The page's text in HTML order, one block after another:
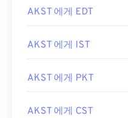
AKST 에게 EDT
AKST 에게 IST
AKST 에게 PKT
AKST 에게 CST